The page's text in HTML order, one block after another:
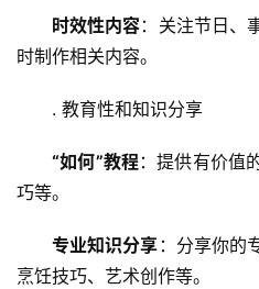
时效性内容：关注节日、
时制作相关内容。
. 教育性和知识分享
“如何”教程：提供有价值
巧等。
专业知识分享 ：分享你的
烹饪技巧、艺术创作等。